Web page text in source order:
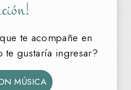
2026
09 56
te acompañe en
gustaría ingresar?
MÚSICA